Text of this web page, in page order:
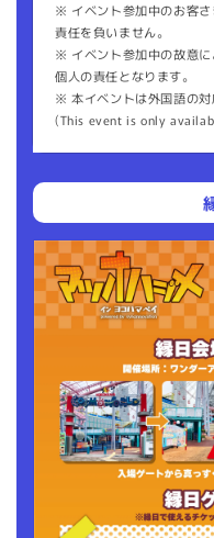
※ イベント参加中のお客
責任を負いません。
※ イベント参加中の故意
個人の責任となります。
※ 本イベントは外国語の対
(This event is only